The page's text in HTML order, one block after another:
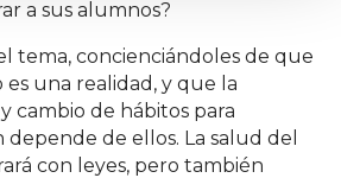
a sus alumnos?
tema, concienciándoles de que
una realidad, y que la
cambio de hábitos para
de ellos. La salud del
con leyes, pero también